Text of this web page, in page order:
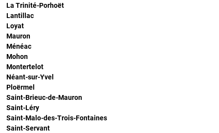
La Trinité-Porhoët
Lantillac
Loyat
Mauron
Ménéac
Mohon
Montertelot
Néant-sur-Yvel
Ploërmel
Saint-Brieuc-de-Mauron
Saint-Léry
Saint-Malo-des-Trois-Fontaines
Saint-Servant